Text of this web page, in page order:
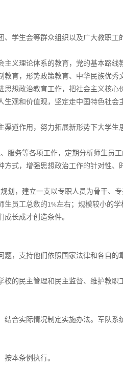
学生会等群众组织以及广大教职工
义理论体系的教育，党的基本路线
教育，形势政策教育、中华民族优秀
想政治教育工作，把社会主义核心
观和价值观，坚定走中国特色社会
道作用，努力拓展新形势下大学生
服务等各项工作，定期分析师生员工
方式，增强思想政治工作的针对性、
划，建立一支以专职人员为骨干、
生员工总数的1%左右；规模较小的学
长成才创造条件。
，支持他们依照国家法律和各自的
的民主管理和民主监督、维护教职
合实际情况制定实施办法。军队系
本条例执行。